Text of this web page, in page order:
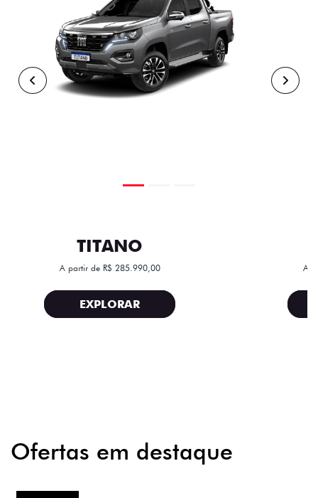
TITANO
A partir de R$ 285.990,00
EXPLORAR
A
Ofertas em destaque